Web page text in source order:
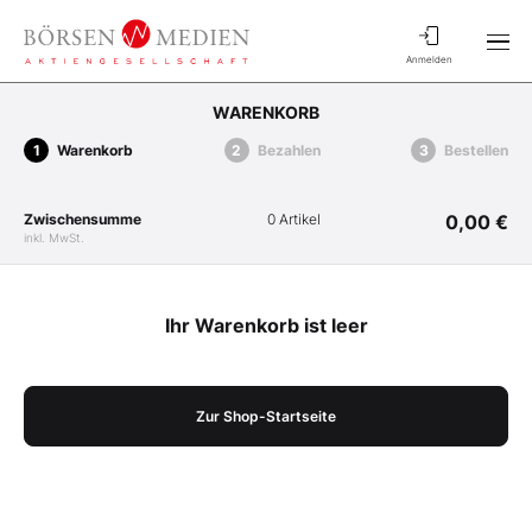
Anmelden
WARENKORB
Warenkorb Bezahlen Bestellen
Zwischensumme
inkl. MwSt.
0 Artikel 0,00 €
Ihr Warenkorb ist leer
Zur Shop-Startseite